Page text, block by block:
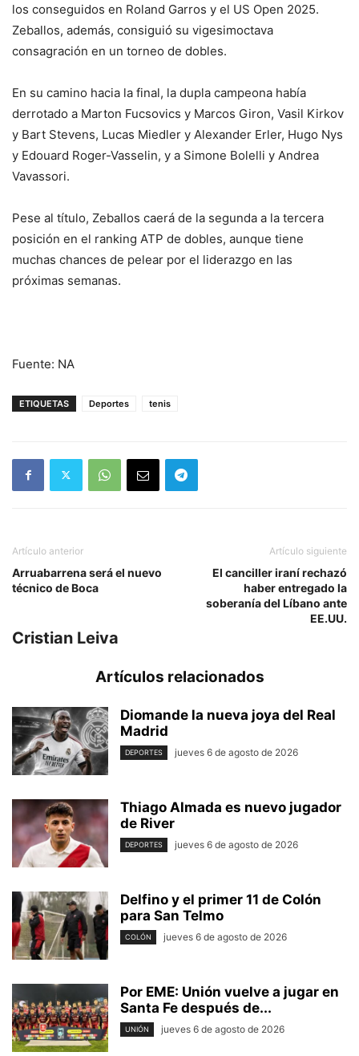
los conseguidos en Roland Garros y el US Open 2025.
Zeballos, además, consiguió su vigesimoctava
consagración en un torneo de dobles.
En su camino hacia la final, la dupla campeona había
derrotado a Marton Fucsovics y Marcos Giron, Vasil Kirkov
y Bart Stevens, Lucas Miedler y Alexander Erler, Hugo Nys
y Edouard Roger-Vasselin, y a Simone Bolelli y Andrea
Vavassori.
Pese al título, Zeballos caerá de la segunda a la tercera
posición en el ranking ATP de dobles, aunque tiene
muchas chances de pelear por el liderazgo en las
próximas semanas.
Fuente: NA
ETIQUETAS Deportes tenis
Artículo anterior
Arruabarrena será el nuevo
técnico de Boca
Artículo siguiente
El canciller iraní rechazó
haber entregado la
soberanía del Líbano ante
EE.UU.
Cristian Leiva
Artículos relacionados
Diomande la nueva joya del Real
Madrid
DEPORTES jueves 6 de agosto de 2026
Thiago Almada es nuevo jugador
de River
DEPORTES jueves 6 de agosto de 2026
Delfino y el primer 11 de Colón
para San Telmo
COLÓN jueves 6 de agosto de 2026
Por EME: Unión vuelve a jugar en
Santa Fe después de...
UNIÓN jueves 6 de agosto de 2026